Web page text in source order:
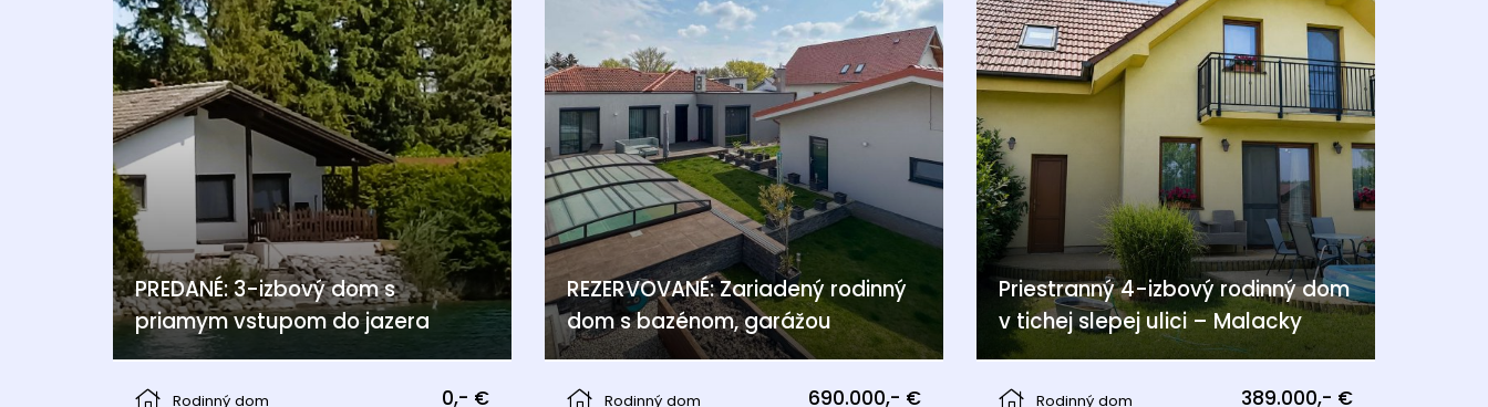
PREDANÉ: 3-izbový dom s
priamym vstupom do jazera
Rodinný dom
0,- €
REZERVOVANÉ: Zariadený rodinný
dom s bazénom, garážou
Rodinný dom
690.000,- €
Priestranný 4-izbový rodinný dom
v tichej slepej ulici – Malacky
Rodinný dom
389.000,- €